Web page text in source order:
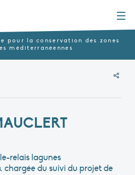
pour la conservation des zones
méditerranéennes
relais lagunes
du suivi du projet de